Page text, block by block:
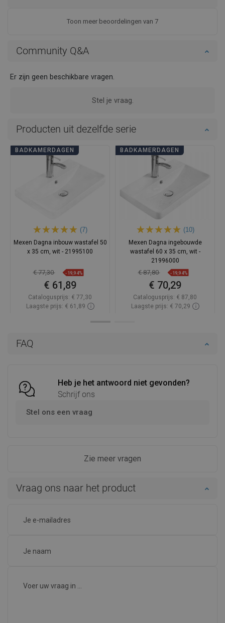
FAQ
Heb je het antwoord niet gevonden?
Schrijf ons
Stel ons een vraag
Zie meer vragen
Toon meer beoordelingen van 7
Community Q&A
Er zijn geen beschikbare vragen.
Stel je vraag.
Vraag ons naar het product
Producten uit dezelfde serie
BADKAMERDAGEN
(7)
Mexen Dagna inbouw wastafel 50
x 35 cm, wit - 21995100
€ 77,30 -19,94%
€ 61,89
Catalogusprijs: € 77,30
Laagste prijs: € 61,89
BADKAMERDAGEN
(10)
Mexen Dagna ingebouwde
wastafel 60 x 35 cm, wit -
21996000
€ 87,80 -19,94%
€ 70,29
Catalogusprijs: € 87,80
Laagste prijs: € 70,29